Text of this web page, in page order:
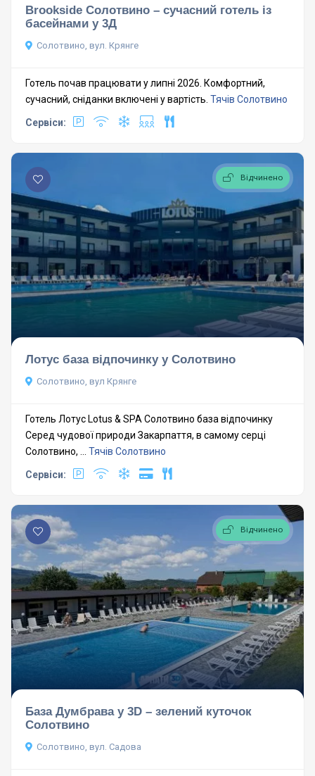
Brookside Солотвино – сучасний готель із
басейнами у 3Д
Солотвино, вул. Крянге
Готель почав працювати у липні 2026. Комфортний,
сучасний, сніданки включені у вартість. Тячів Солотвино
Сервіси:
Відчинено
Лотус база відпочинку у Солотвино
Солотвино, вул Крянге
Готель Лотус Lotus & SPA Солотвино база відпочинку
Серед чудової природи Закарпаття, в самому серці
Солотвино, ... Тячів Солотвино
Сервіси:
Відчинено
База Думбрава у 3D – зелений куточок
Солотвино
Солотвино, вул. Садова